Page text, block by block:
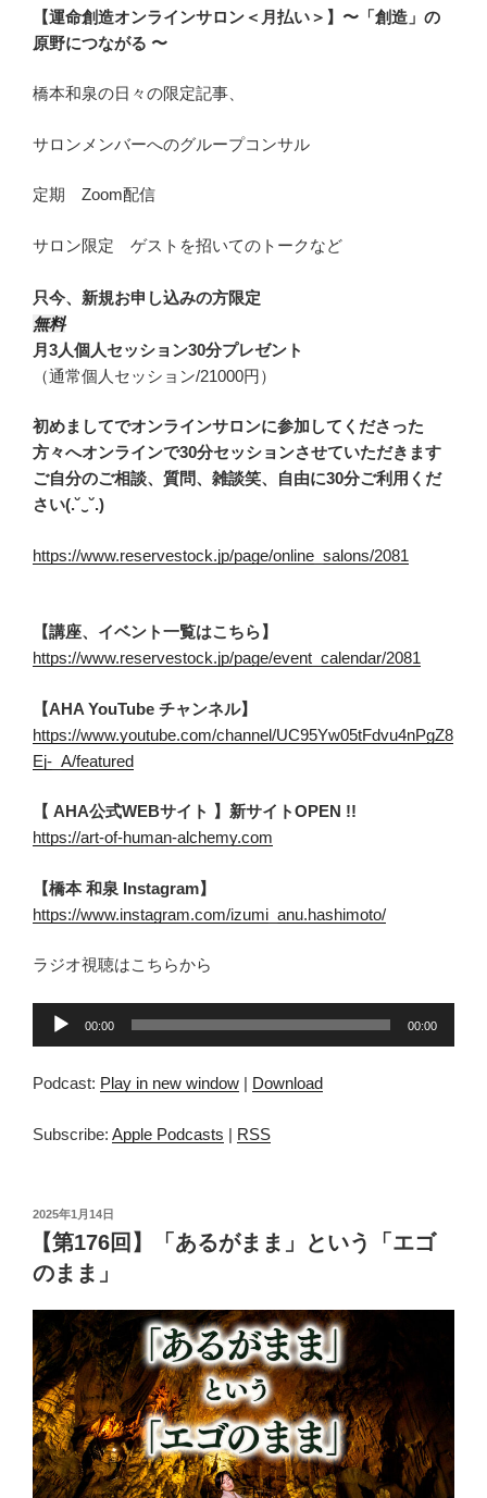
【運命創造オンラインサロン＜月払い＞】〜「創造」の
原野につながる 〜
橋本和泉の日々の限定記事、
サロンメンバーへのグループコンサル
定期 Zoom配信
サロン限定 ゲストを招いてのトークなど
只今、新規お申し込みの方限定
無料
月3人個人セッション30分プレゼント
（通常個人セッション/21000円）
初めましてでオンラインサロンに参加してくださった
方々へオンラインで30分セッションさせていただきます
ご自分のご相談、質問、雑談笑、自由に30分ご利用くだ
さい(.˘‿˘.)
https://www.reservestock.jp/page/online_salons/2081
【講座、イベント一覧はこちら】
https://www.reservestock.jp/page/event_calendar/2081
【AHA YouTube チャンネル】
https://www.youtube.com/channel/UC95Yw05tFdvu4nPgZ8
Ej-_A/featured
【 AHA公式WEBサイト 】新サイトOPEN !!
https://art-of-human-alchemy.com
【橋本 和泉 Instagram】
https://www.instagram.com/izumi_anu.hashimoto/
ラジオ視聴はこちらから
レ
ヤ
00:00 00:00
Podcast: Play in new window | Download
Subscribe: Apple Podcasts | RSS
投
日:
2025年1月14日
【第176回】「あるがまま」という「エゴ
のまま」